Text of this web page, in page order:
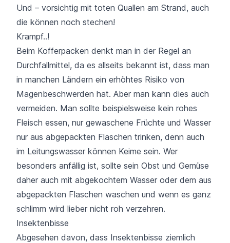
Und – vorsichtig mit toten Quallen am Strand, auch
die können noch stechen!
Krampf..!
Beim Kofferpacken denkt man in der Regel an
Durchfallmittel, da es allseits bekannt ist, dass man
in manchen Ländern ein erhöhtes Risiko von
Magenbeschwerden hat. Aber man kann dies auch
vermeiden. Man sollte beispielsweise kein rohes
Fleisch essen, nur gewaschene Früchte und Wasser
nur aus abgepackten Flaschen trinken, denn auch
im Leitungswasser können Keime sein. Wer
besonders anfällig ist, sollte sein Obst und Gemüse
daher auch mit abgekochtem Wasser oder dem aus
abgepackten Flaschen waschen und wenn es ganz
schlimm wird lieber nicht roh verzehren.
Insektenbisse
Abgesehen davon, dass Insektenbisse ziemlich